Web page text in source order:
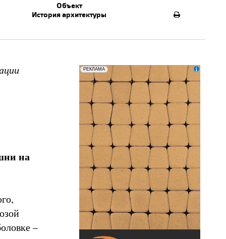
Объект
История архитектуры
на
–
erid: LatgCAXLX
РЕКЛАМА
ООО «ТД БРАЕР»